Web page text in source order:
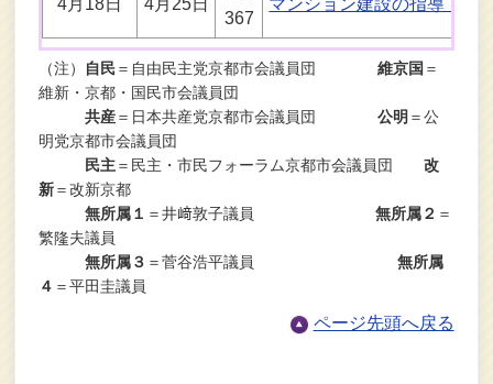
4月18日 4月25日
367
マンション建設の指導（右
（注） 自民＝自由民主党京都市会議員団維京国 ＝
維新・京都・国民市会議員団
共産＝日本共産党京都市会議員団公明 ＝公
明党京都市会議員団
民主＝民主・市民フォーラム京都市会議員団改
新＝改新京都
無所属１ ＝井﨑敦子議員 無所属２ ＝
繁隆夫議員
無所属３ ＝菅谷浩平議員無所属
４ ＝平田圭議員
ページ先頭へ戻る